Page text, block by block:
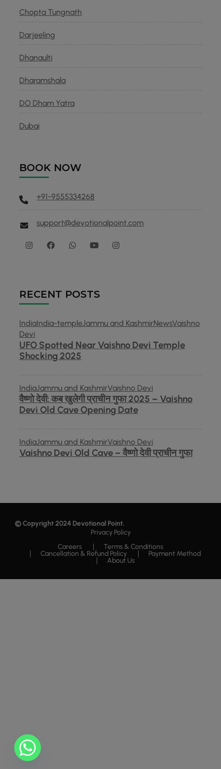
Chopta Tungnath
Darjeeling
Dhanaulti
Dharamshala
DO Dham Yatra
Dubai
BOOK NOW
+91-9555334268
support@devotionalpoint.com
RECENT POSTS
IndiaIndia-templeJammu and KashmirNewsVaishno
Devi
UFO Spotted Near Vaishno Devi Temple
Shocking 2025
IndiaJammu and KashmirVaishno Devi
वैष्णो देवी: कब खुलेगी प्राचीन गुफा 2025 – Vaishno
Devi Old Cave Opening Date
IndiaJammu and KashmirVaishno Devi
Vaishno Devi Old Cave – वैष्णो देवी प्राचीन गुफा
© Copyright 2024 Devotional Point.
Privacy Policy
Careers
Terms & Conditions
Cancellation & Refund Policy
Payment Method
About Us